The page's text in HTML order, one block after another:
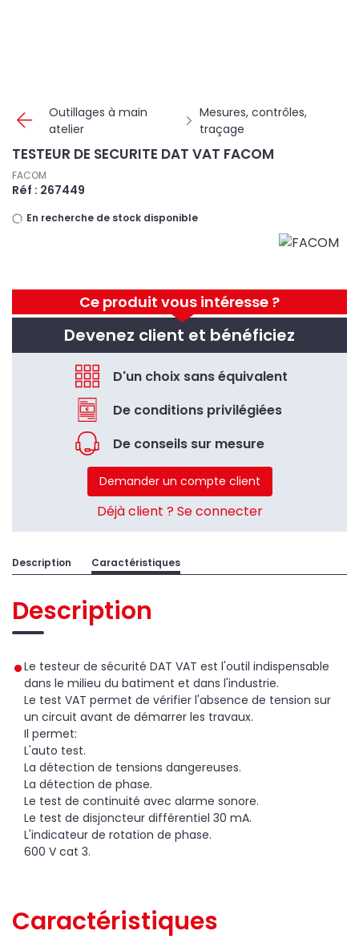
Outillages à main
atelier
Mesures, contrôles,
traçage
Ce produit vous intéresse ?
Devenez client et bénéficiez
D'un choix sans équivalent
De conditions privilégiées
De conseils sur mesure
Demander un compte client
Déjà client ? Se connecter
TESTEUR DE SECURITE DAT VAT FACOM
FACOM
Réf : 267449
En recherche de stock disponible
Description Caractéristiques
Description
Le testeur de sécurité DAT VAT est l'outil indispensable
dans le milieu du batiment et dans l'industrie.
Le test VAT permet de vérifier l'absence de tension sur
un circuit avant de démarrer les travaux.
Il permet:
L'auto test.
La détection de tensions dangereuses.
La détection de phase.
Le test de continuité avec alarme sonore.
Le test de disjoncteur différentiel 30 mA.
L'indicateur de rotation de phase.
600 V cat 3.
Caractéristiques